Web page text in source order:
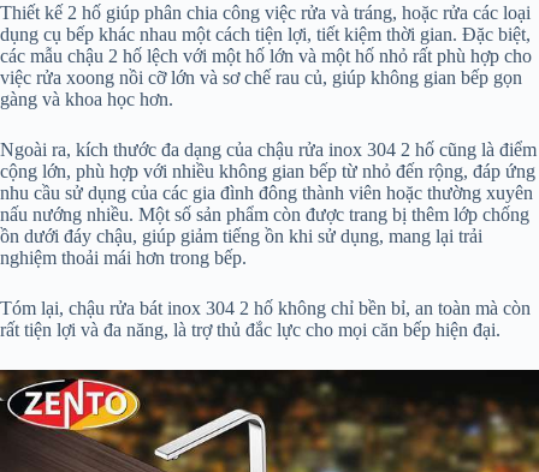
Thiết kế 2 hố giúp phân chia công việc rửa và tráng, hoặc rửa các loại
dụng cụ bếp khác nhau một cách tiện lợi, tiết kiệm thời gian. Đặc biệt,
các mẫu chậu 2 hố lệch với một hố lớn và một hố nhỏ rất phù hợp cho
việc rửa xoong nồi cỡ lớn và sơ chế rau củ, giúp không gian bếp gọn
gàng và khoa học hơn.
Ngoài ra, kích thước đa dạng của chậu rửa inox 304 2 hố cũng là điểm
cộng lớn, phù hợp với nhiều không gian bếp từ nhỏ đến rộng, đáp ứng
nhu cầu sử dụng của các gia đình đông thành viên hoặc thường xuyên
nấu nướng nhiều. Một số sản phẩm còn được trang bị thêm lớp chống
ồn dưới đáy chậu, giúp giảm tiếng ồn khi sử dụng, mang lại trải
nghiệm thoải mái hơn trong bếp.
Tóm lại, chậu rửa bát inox 304 2 hố không chỉ bền bỉ, an toàn mà còn
rất tiện lợi và đa năng, là trợ thủ đắc lực cho mọi căn bếp hiện đại.